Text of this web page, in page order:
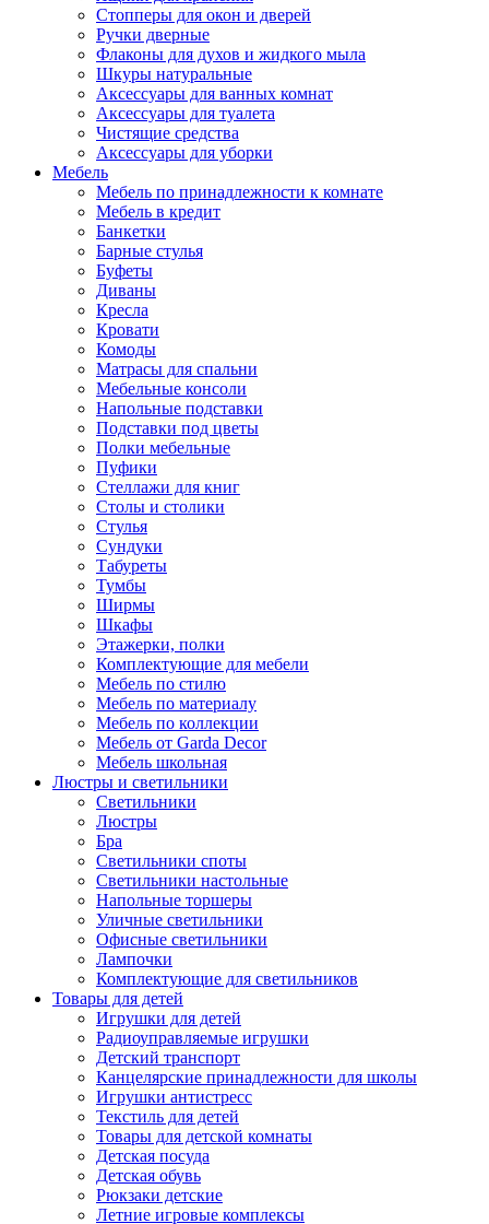
Стопперы для окон и дверей
Ручки дверные
Флаконы для духов и жидкого мыла
Шкуры натуральные
Аксессуары для ванных комнат
Аксессуары для туалета
Чистящие средства
Аксессуары для уборки
Мебель
Мебель по принадлежности к комнате
Мебель в кредит
Банкетки
Барные стулья
Буфеты
Диваны
Кресла
Кровати
Комоды
Матрасы для спальни
Мебельные консоли
Напольные подставки
Подставки под цветы
Полки мебельные
Пуфики
Стеллажи для книг
Столы и столики
Стулья
Сундуки
Табуреты
Тумбы
Ширмы
Шкафы
Этажерки, полки
Комплектующие для мебели
Мебель по стилю
Мебель по материалу
Мебель по коллекции
Мебель от Garda Decor
Мебель школьная
Люстры и светильники
Светильники
Люстры
Бра
Светильники споты
Светильники настольные
Напольные торшеры
Уличные светильники
Офисные светильники
Лампочки
Комплектующие для светильников
Товары для детей
Игрушки для детей
Радиоуправляемые игрушки
Детский транспорт
Канцелярские принадлежности для школы
Игрушки антистресс
Текстиль для детей
Товары для детской комнаты
Детская посуда
Детская обувь
Рюкзаки детские
Летние игровые комплексы